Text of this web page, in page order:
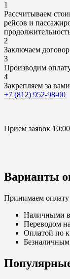
1
Рассчитываем
рейсов и
2
Заключаем договор
3
Производим
4
Закрепляем за
+7 (812) 952-98-00
Прием заявок
Варианты
Принимаем оплату
Наличными
Переводом
Оплатой по
Безналичным